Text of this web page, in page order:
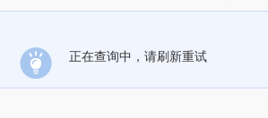
正在查询中，请刷新重试